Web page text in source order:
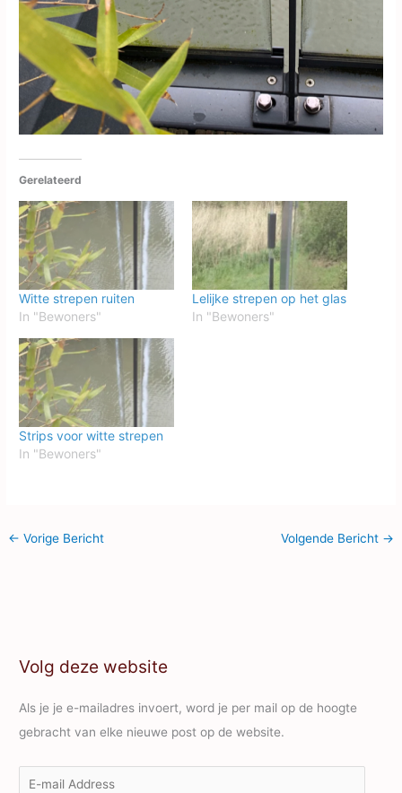
Gerelateerd
Witte strepen ruiten
In "Bewoners"
Lelijke strepen op het glas
In "Bewoners"
Strips voor witte strepen
In "Bewoners"
← Vorige Bericht Volgende Bericht →
Volg deze website
Als je je e-mailadres invoert, word je per mail op de hoogte
gebracht van elke nieuwe post op de website.